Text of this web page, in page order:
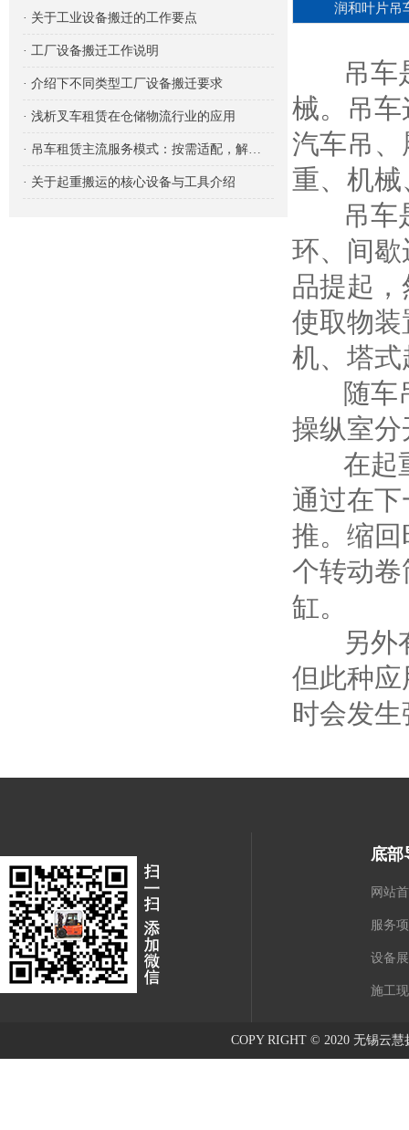
· 关于工业设备搬迁的工作要点
· 工厂设备搬迁工作说明
· 介绍下不同类型工厂设备搬迁要求
· 浅析叉车租赁在仓储物流行业的应用
· 吊车租赁主流服务模式：按需适配，解锁吊装作业新路径
· 关于起重搬运的核心设备与工具介绍
润和叶片吊
吊车是
械。吊
汽车吊
重、机
吊车是
环、间
品提起
使取物
机、塔
随车吊
操纵室
在起重
通过在
推。缩
个转动
缸。
另外有
但此种
时会发
底部
网站
服务
设备
施工
COPY RIGHT © 2020 无锡云